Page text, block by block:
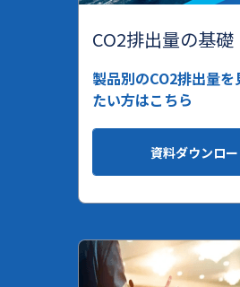
CO2排出量の基礎
製品別のCO2排出量
たい方はこちら
資料ダウンロ